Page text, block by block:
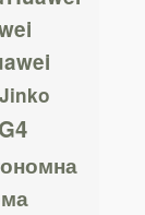
Jinko